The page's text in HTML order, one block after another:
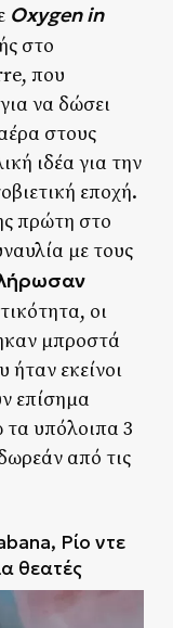
Oxygen in
στο
που
να δώσει
στους
ιδέα για την
εποχή.
πρώτη στο
με τους
οι
μπροστά
ήταν εκείνοι
επίσημα
τα υπόλοιπα 3
από τις
Ρίο ντε
θεατές